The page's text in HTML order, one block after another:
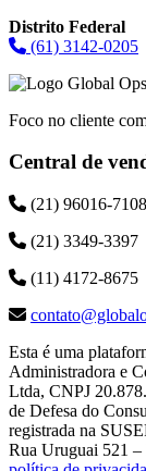
Distrito Federal
(61) 3142-0205
Foco no cliente
Central de
(21) 96016-7108
(21) 3349-3397
(11) 4172-8675
Esta é uma
Administradora e
Ltda, CNPJ
de Defesa do
registrada na
Rua Uruguai 521 –